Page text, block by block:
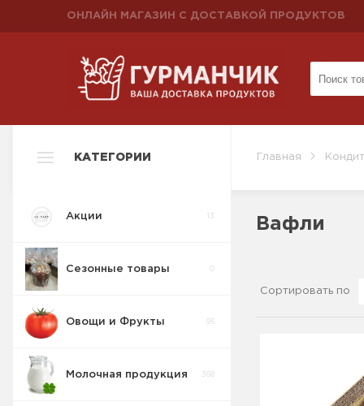
ОНЛАЙН МАГАЗИН С ДОСТАВКОЙ ПРОДУКТОВ
Главная
КАТЕГОРИИ
Акции 13
Сезонные товары
Овощи и Фрукты 95
Молочная продукция 368
Вафли
Сортировать по